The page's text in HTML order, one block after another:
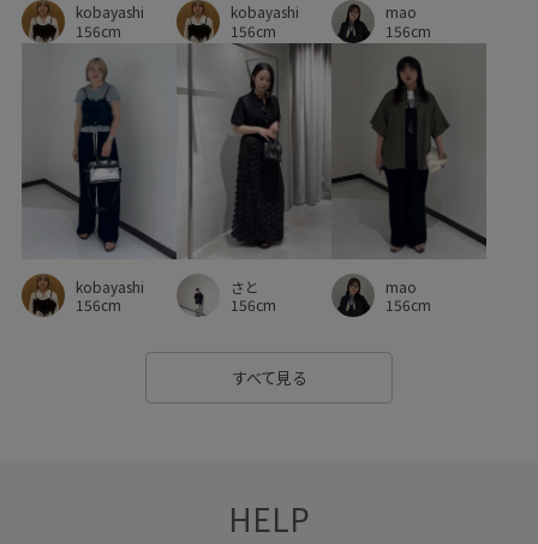
kobayashi
156cm
kobayashi
156cm
mao
156cm
kobayashi
156cm
さと
156cm
mao
156cm
すべて見る
HELP